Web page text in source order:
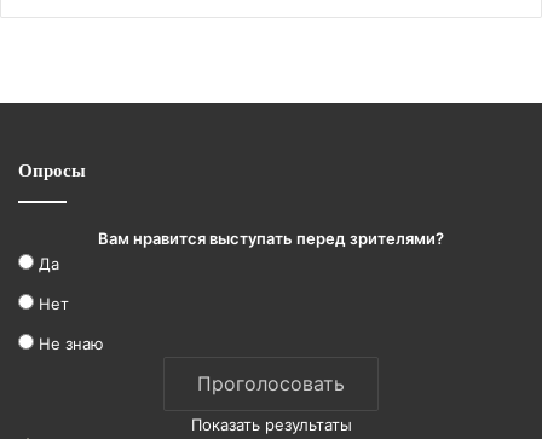
Опросы
Вам нравится выступать перед зрителями?
Да
Нет
Не знаю
Показать результаты